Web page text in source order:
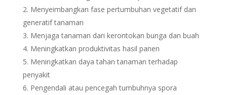
Menyeimbangkan fase pertumbuhan vegetatif dan
generatif tanaman
Menjaga tanaman dari kerontokan bunga dan buah
Meningkatkan produktivitas hasil panen
Meningkatkan daya tahan tanaman terhadap
penyakit
Pengendali atau pencegah tumbuhnya spora